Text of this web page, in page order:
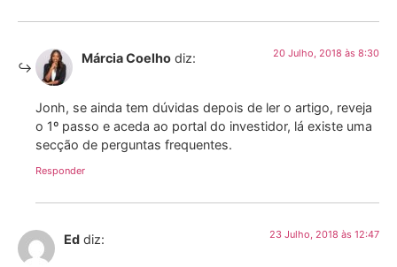
Márcia Coelho diz: 20 Julho, 2018 às 8:30
Jonh, se ainda tem dúvidas depois de ler o artigo, reveja
o 1º passo e aceda ao portal do investidor, lá existe uma
secção de perguntas frequentes.
Responder
Ed diz: 23 Julho, 2018 às 12:47